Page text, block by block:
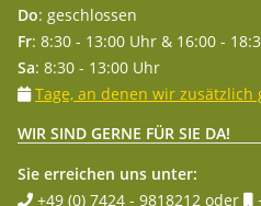
Do: geschlossen
Fr: 8:30 - 13:00 Uhr & 16:00 -
Sa: 8:30 - 13:00 Uhr
Tage, an denen wir zusätzlich
WIR SIND GERNE FÜR SIE DA!
Sie erreichen uns unter:
+49 (0) 7424 - 9818212 oder